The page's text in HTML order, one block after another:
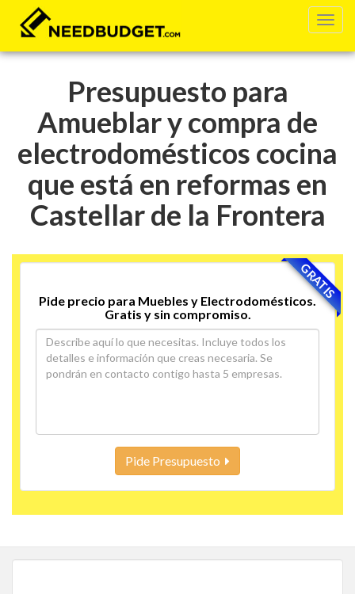
Presupuesto para
Amueblar y compra de
electrodomésticos cocina
que está en reformas en
Castellar de la Frontera
GRATIS
Pide precio para Muebles y Electrodomésticos.
Gratis y sin compromiso.
Pide Presupuesto